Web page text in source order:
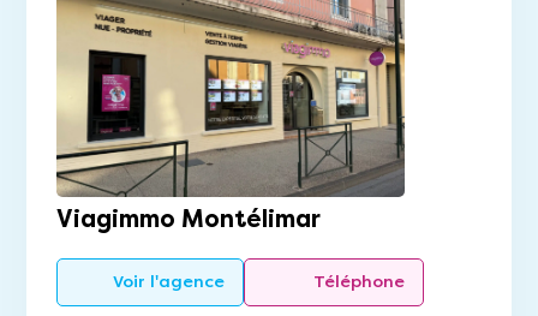
Viagimmo Montélimar
Voir l'agence Téléphone